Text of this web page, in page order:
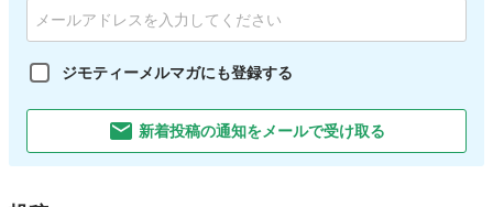
ジモティーメルマガにも登録する
新着投稿の通知をメールで受け取る